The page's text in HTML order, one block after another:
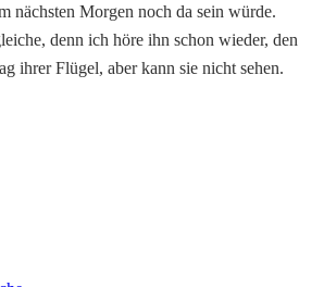
nächsten Morgen noch da sein würde.
denn ich höre ihn schon wieder, den
ihrer Flügel, aber kann sie nicht sehen.